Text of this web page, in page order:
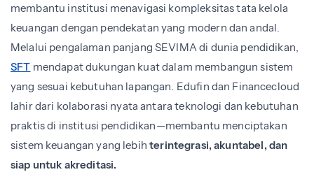
membantu institusi menavigasi kompleksitas tata kelola
keuangan dengan pendekatan yang modern dan andal.
Melalui pengalaman panjang SEVIMA di dunia pendidikan,
SFT mendapat dukungan kuat dalam membangun sistem
yang sesuai kebutuhan lapangan. Edufin dan Financecloud
lahir dari kolaborasi nyata antara teknologi dan kebutuhan
praktis di institusi pendidikan—membantu menciptakan
sistem keuangan yang lebihterintegrasi, akuntabel, dan
siap untuk akreditasi.